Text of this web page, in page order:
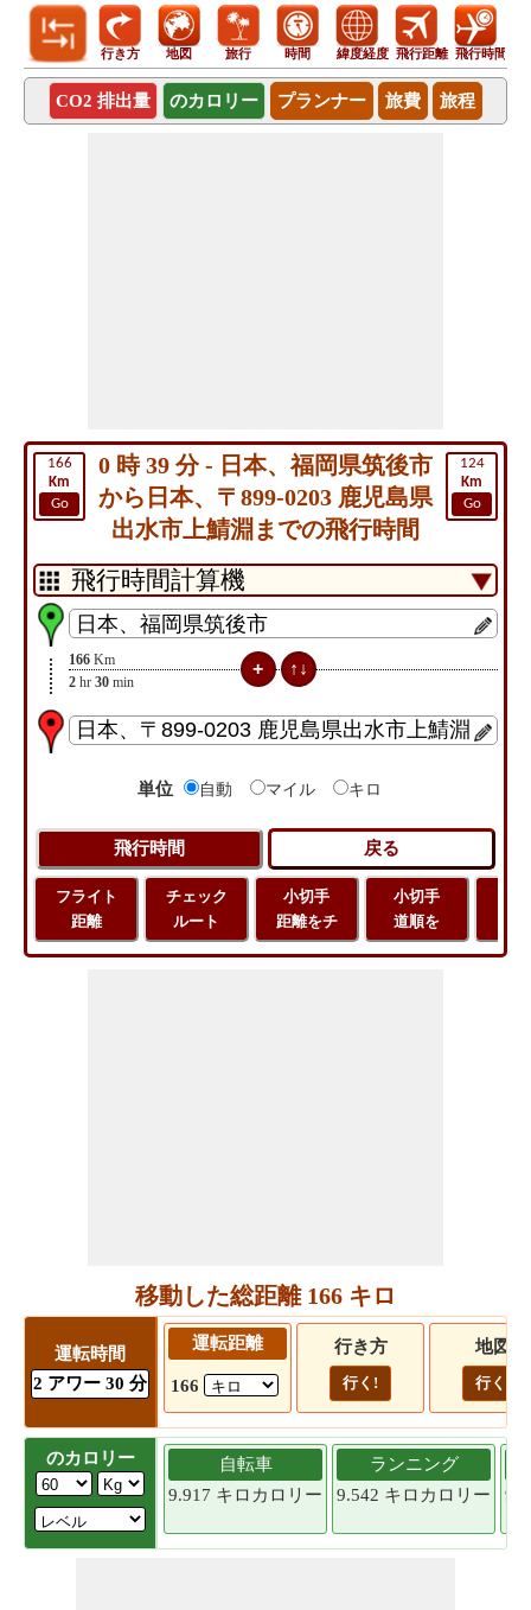
行き方 地図 旅行 時間 緯度経度 飛行距離 飛行時間
CO2 排出量 のカロリー プランナー 旅費 旅程
166
Km
Go
124
Km
Go
0 時 39 分 - 日本、福岡県筑後市
から日本、〒899-0203 鹿児島県
出水市上鯖淵までの飛行時間
166 Km
2 hr 30 min
単位 自動 マイル キロ
フライト
距離
チェック
ルート
小切手
距離をチ
小切手
道順を
移動した総距離 166 キロ
運転時間
2 アワー 30 分
運転距離
166
行き方
行く!
地図
行く!
のカロリー
自転車
9.917 キロカロリー
ランニング
9.542 キロカロリー